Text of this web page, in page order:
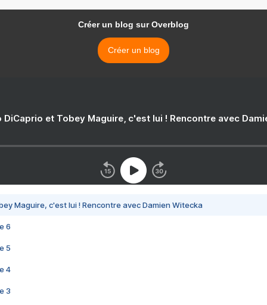
Créer un blog sur Overblog
Créer un blog
DiCaprio et Tobey Maguire, c'est lui ! Rencontre avec
Maguire, c'est lui ! Rencontre avec Damien Witecka
6
5
4
3